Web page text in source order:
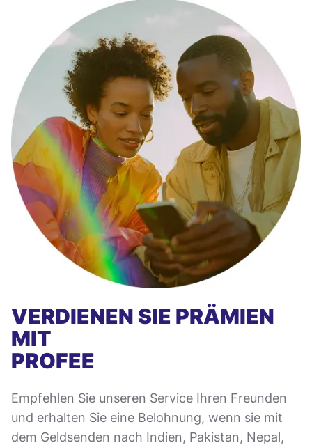
VERDIENEN SIE PRÄMIEN
MIT
PROFEE
Empfehlen Sie unseren Service Ihren Freunden
und erhalten Sie eine Belohnung, wenn sie mit
dem Geldsenden nach Indien, Pakistan, Nepal,